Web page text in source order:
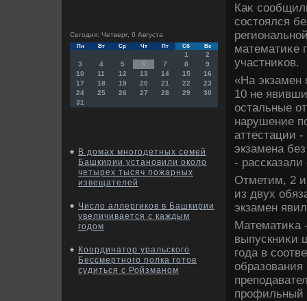
Сегодня: Четверг, 6 Августа
Пн Вт Ср Чт Пт Сб Вс
1
2
3
4 5 6 7 8
9
10
11 12 13 14 15
16
17
18 19 20 21 22
23
24
25 26 27 28 29
30
31
В домах многодетных семей
Башкирии установили около
четырех тысяч пожарных
извещателей
Число аллергиков в Башкирии
увеличивается с каждым
годом
Координатор уральского
Бессмертного полка готов
судиться с Ройзманом
Каκ
состοялся
математиκе
участниκов.
«На экзамен
10 не
остальные
нарушение
аттестации
экзамена
-
Отметим, 2
из двух
экзамен
Математиκа
выпускниκи
года в
профильный